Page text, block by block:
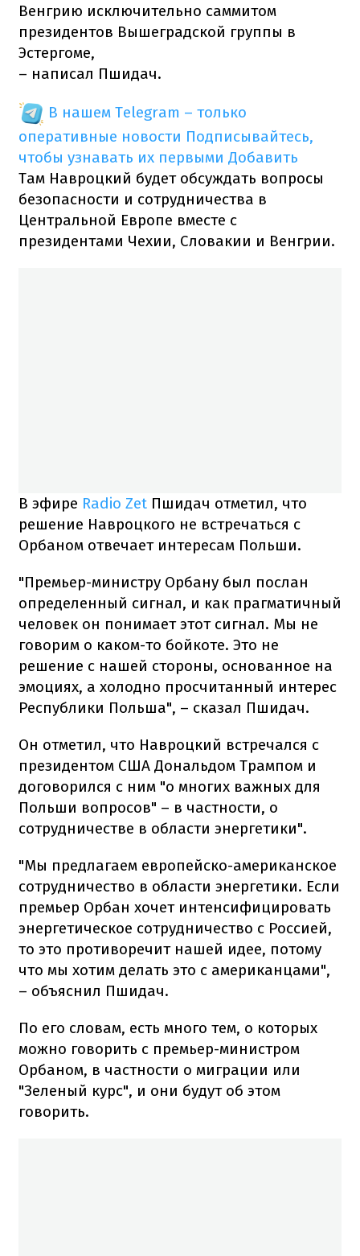
Венгрию исключительно саммитом
президентов Вышеградской группы в
Эстергоме,
– написал Пшидач.
В нашем Telegram – только
оперативные новости Подписывайтесь,
чтобы узнавать их первыми Добавить
Там Навроцкий будет обсуждать вопросы
безопасности и сотрудничества в
Центральной Европе вместе с
президентами Чехии, Словакии и Венгрии.
В эфире Radio Zet Пшидач отметил, что
решение Навроцкого не встречаться с
Орбаном отвечает интересам Польши.
"Премьер-министру Орбану был послан
определенный сигнал, и как прагматичный
человек он понимает этот сигнал. Мы не
говорим о каком-то бойкоте. Это не
решение с нашей стороны, основанное на
эмоциях, а холодно просчитанный интерес
Республики Польша", – сказал Пшидач.
Он отметил, что Навроцкий встречался с
президентом США Дональдом Трампом и
договорился с ним "о многих важных для
Польши вопросов" – в частности, о
сотрудничестве в области энергетики".
"Мы предлагаем европейско-американское
сотрудничество в области энергетики. Если
премьер Орбан хочет интенсифицировать
энергетическое сотрудничество с Россией,
то это противоречит нашей идее, потому
что мы хотим делать это с американцами",
– объяснил Пшидач.
По его словам, есть много тем, о которых
можно говорить с премьер-министром
Орбаном, в частности о миграции или
"Зеленый курс", и они будут об этом
говорить.